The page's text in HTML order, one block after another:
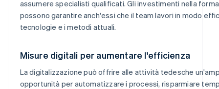
assumere specialisti qualificati. Gli investimenti nella
possono garantire anch'essi che il team lavori in modo
tecnologie e i metodi attuali.
Misure digitali per aumentare l'efficienza
La digitalizzazione può offrire alle attività tedesche
opportunità per automatizzare i processi, risparmiare